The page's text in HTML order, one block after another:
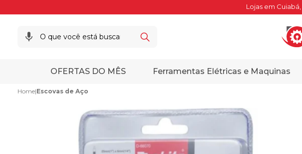
Lojas em
OFERTAS DO MÊS Ferramentas Elétricas e Maquinas
Home|Escovas de Aço